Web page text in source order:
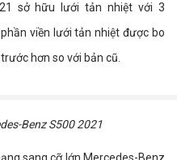
sở hữu lưới tản nhiệt với 3
viền lưới tản nhiệt được bo
hơn so với bản cũ.
Benz S500 2021